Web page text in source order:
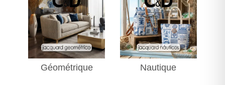
Géométrique Nautique